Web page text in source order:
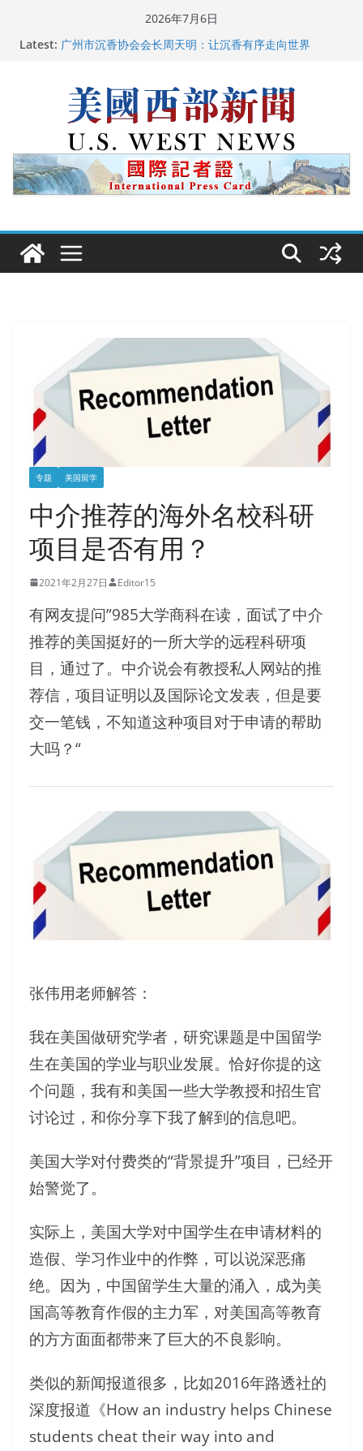
2026年7月6日
Latest: 广州市沉香协会会长周天明：让沉香有序走向世界
美国人
美国最高法院维持“出生公民权” : 出生在美国就是美国
人！
中国驻美国大使谢锋邀请美国老教师罗纳德·萨科尔斯基
再次访华
专题 美国留学
中介推荐的海外名校科研
项目是否有用？
2021年2月27日 Editor15
有网友提问”985大学商科在读，面试了中介
推荐的美国挺好的一所大学的远程科研项
目，通过了。中介说会有教授私人网站的推
荐信，项目证明以及国际论文发表，但是要
交一笔钱，不知道这种项目对于申请的帮助
大吗？“
张伟用老师解答：
我在美国做研究学者，研究课题是中国留学
生在美国的学业与职业发展。恰好你提的这
个问题，我有和美国一些大学教授和招生官
讨论过，和你分享下我了解到的信息吧。
美国大学对付费类的“背景提升”项目，已经开
始警觉了。
实际上，美国大学对中国学生在申请材料的
造假、学习作业中的作弊，可以说深恶痛
绝。因为，中国留学生大量的涌入，成为美
国高等教育作假的主力军，对美国高等教育
的方方面面都带来了巨大的不良影响。
类似的新闻报道很多，比如2016年路透社的
深度报道《How an industry helps Chinese
students cheat their way into and